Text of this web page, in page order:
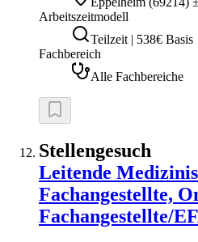
Arbeitszeitmodell
Teilzeit | 538€ Basis
Fachbereich
Alle Fachbereiche
Stellengesuch
Leitende
Fachangestellte,
Fachangestellte/